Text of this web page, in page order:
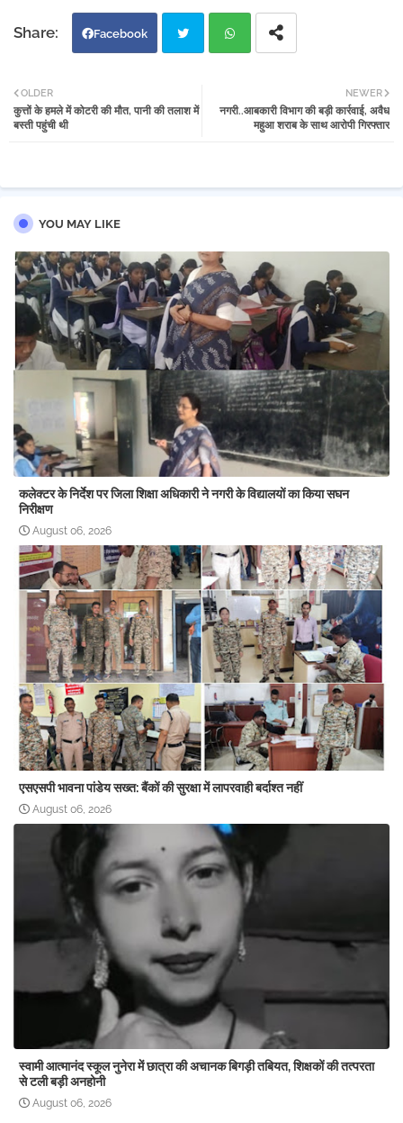
Facebook
tter atsa
NEWER
नगरी..आबकारी विभाग की बड़ी कार्रवाई, अवैध
महुआ शराब के साथ आरोपी गिरफ्तार
OLDER
कुत्तों के हमले में कोटरी की मौत, पानी की तलाश में
बस्ती पहुंची थी
YOU MAY LIKE
कलेक्टर के निर्देश पर जिला शिक्षा अधिकारी ने नगरी के विद्यालयों का किया सघन
निरीक्षण
August 06, 2026
एसएसपी भावना पांडेय सख्त: बैंकों की सुरक्षा में लापरवाही बर्दाश्त नहीं
August 06, 2026
स्वामी आत्मानंद स्कूल नुनेरा में छात्रा की अचानक बिगड़ी तबियत, शिक्षकों की तत्परता
से टली बड़ी अनहोनी
August 06, 2026